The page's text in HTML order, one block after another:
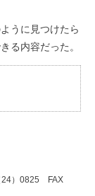
うに見つけたら
る内容だった。
24）0825 FAX